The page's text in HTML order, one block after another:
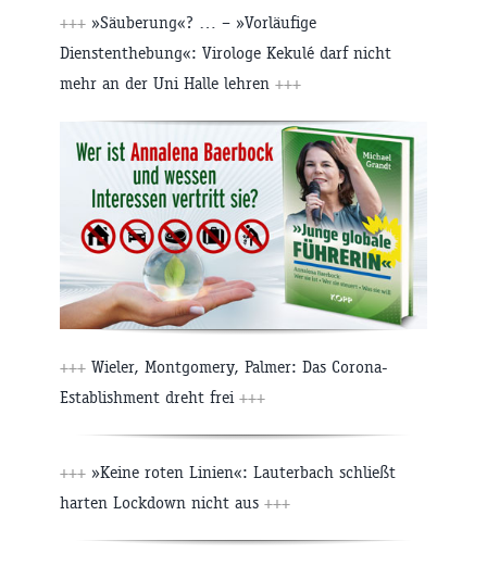
+++ »Säuberung«? … – »Vorläufige
Dienstenthebung«: Virologe Kekulé darf nicht
mehr an der Uni Halle lehren +++
+++ Wieler, Montgomery, Palmer: Das Corona-
Establishment dreht frei +++
+++ »Keine roten Linien«: Lauterbach schließt
harten Lockdown nicht aus +++